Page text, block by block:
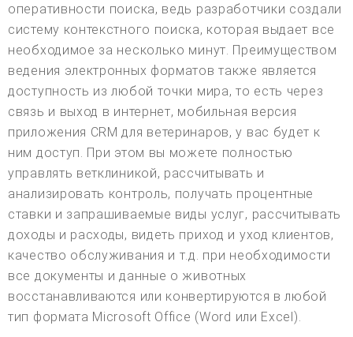
оперативности поиска, ведь разработчики создали
систему контекстного поиска, которая выдает все
необходимое за несколько минут. Преимуществом
ведения электронных форматов также является
доступность из любой точки мира, то есть через
связь и выход в интернет, мобильная версия
приложения CRM для ветеринаров, у вас будет к
ним доступ. При этом вы можете полностью
управлять ветклиникой, рассчитывать и
анализировать контроль, получать процентные
ставки и запрашиваемые виды услуг, рассчитывать
доходы и расходы, видеть приход и уход клиентов,
качество обслуживания и т.д. при необходимости
все документы и данные о животных
восстанавливаются или конвертируются в любой
тип формата Microsoft Office (Word или Excel).